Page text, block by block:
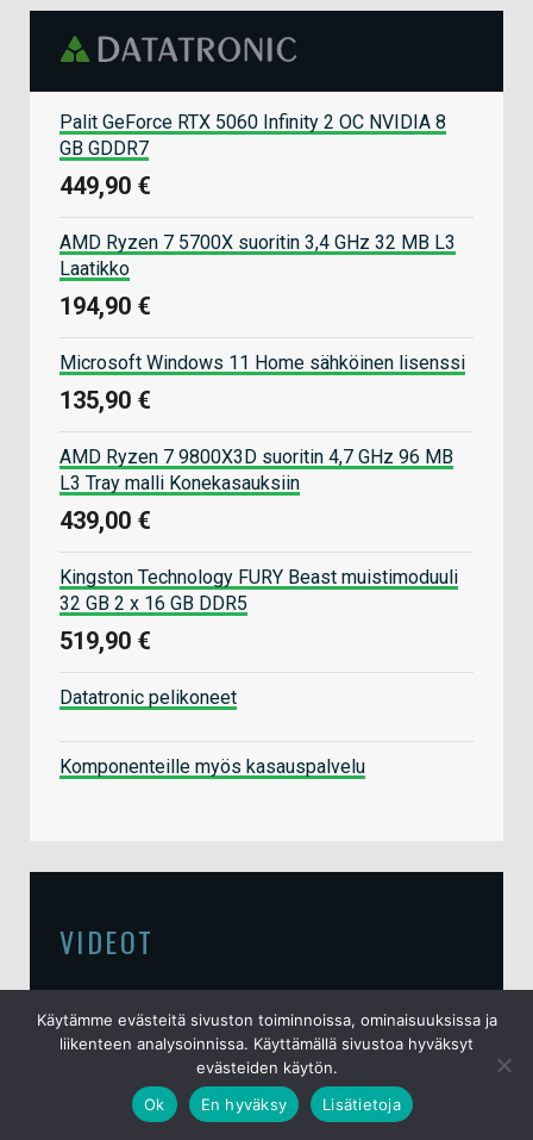
Palit GeForce RTX 5060 Infinity 2 OC NVIDIA 8
GB GDDR7
449,90 €
AMD Ryzen 7 5700X suoritin 3,4 GHz 32 MB L3
Laatikko
194,90 €
Microsoft Windows 11 Home sähköinen lisenssi
135,90 €
AMD Ryzen 7 9800X3D suoritin 4,7 GHz 96 MB
L3 Tray malli Konekasauksiin
439,00 €
Kingston Technology FURY Beast muistimoduuli
32 GB 2 x 16 GB DDR5
519,90 €
Datatronic pelikoneet
Komponenteille myös kasauspalvelu
VIDEOT
Video: Testissä Audeze Maxwell 2
-pelikuulokkeet
15.6.2026
Käytämme evästeitä sivuston toiminnoissa, ominaisuuksissa ja
liikenteen analysoinnissa. Käyttämällä sivustoa hyväksyt
evästeiden käytön.
Ok
En hyväksy Lisätietoja